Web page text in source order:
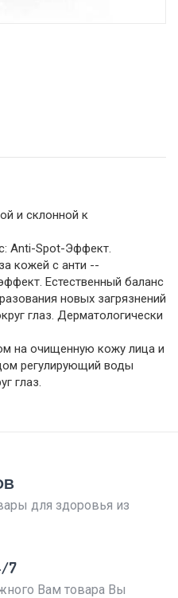
и склонной к
Anti-Spot-Эффект.
кожей с анти --
Естественный баланс
новых загрязнений
глаз. Дерматологически
на очищенную кожу лица и
регулирующий воды
глаз.
для здоровья из
7
Вам товара Вы